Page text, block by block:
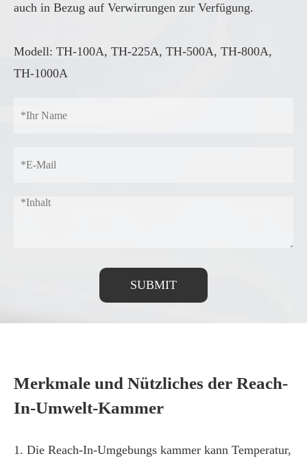
auch in Bezug auf Verwirrungen zur Verfügung.
Modell: TH-100A, TH-225A, TH-500A, TH-800A,
TH-1000A
SUBMIT
Merkmale und Nützliches der Reach-
In-Umwelt-Kammer
1. Die Reach-In-Umgebungs kammer kann Temperatur,